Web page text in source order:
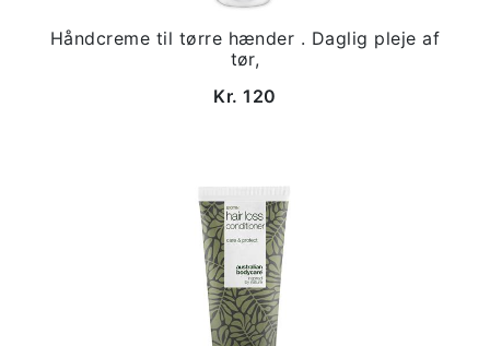
Håndcreme til tørre hænder . Daglig pleje af
tør,
Kr. 120